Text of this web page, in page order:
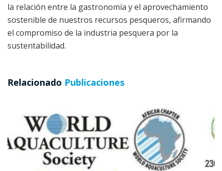
la relación entre la gastronomía y el aprovechamiento
sostenible de nuestros recursos pesqueros, afirmando
el compromiso de la industria pesquera por la
sustentabilidad.
Relacionado Publicaciones